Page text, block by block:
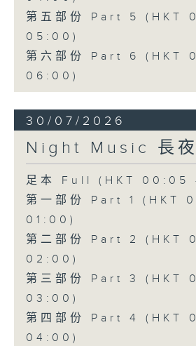
第五部份 Part 5 (HKT
05:00)
第六部份 Part 6 (HKT
06:00)
30/07/2026
Night Music 長夜
足本 Full (HKT 00:05
第一部份 Part 1 (HKT
01:00)
第二部份 Part 2 (HKT
02:00)
第三部份 Part 3 (HKT
03:00)
第四部份 Part 4 (HKT
04:00)